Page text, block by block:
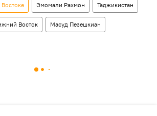
Эмомали Рахмон Таджикистан
Восток Масуд Пезешкиан